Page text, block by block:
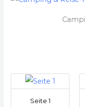
Seite 1